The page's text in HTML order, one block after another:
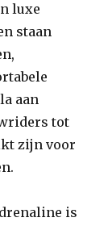
luxe
staan
aan
tot
zijn voor
is